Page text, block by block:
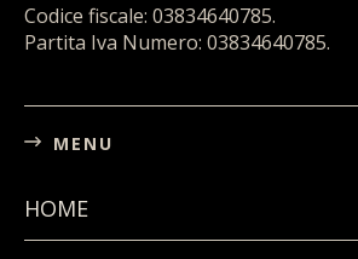
Codice fiscale: 03834640785.
Partita Iva Numero: 03834640785.
MENU
HOME